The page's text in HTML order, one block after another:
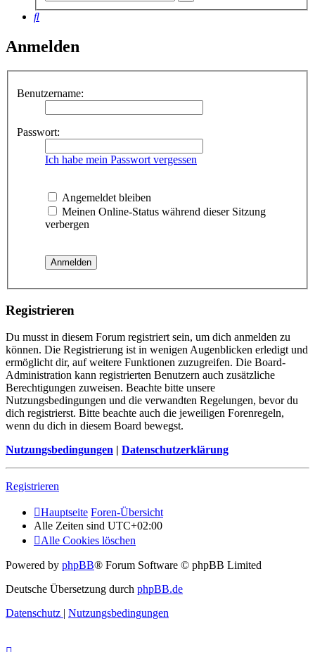
Suche
Anmelden
Benutzername:
Passwort:
Ich habe mein Passwort vergessen
Angemeldet bleiben
Meinen Online-Status während dieser Sitzung
verbergen
Registrieren
Du musst in diesem Forum registriert sein, um dich anmelden zu
können. Die Registrierung ist in wenigen Augenblicken erledigt und
ermöglicht dir, auf weitere Funktionen zuzugreifen. Die Board-
Administration kann registrierten Benutzern auch zusätzliche
Berechtigungen zuweisen. Beachte bitte unsere
Nutzungsbedingungen und die verwandten Regelungen, bevor du
dich registrierst. Bitte beachte auch die jeweiligen Forenregeln,
wenn du dich in diesem Board bewegst.
Nutzungsbedingungen | Datenschutzerklärung
Registrieren
Hauptseite Foren-Übersicht
Alle Zeiten sind UTC+02:00
Alle Cookies löschen
Powered by phpBB® Forum Software © phpBB Limited
Deutsche Übersetzung durch phpBB.de
Datenschutz | Nutzungsbedingungen